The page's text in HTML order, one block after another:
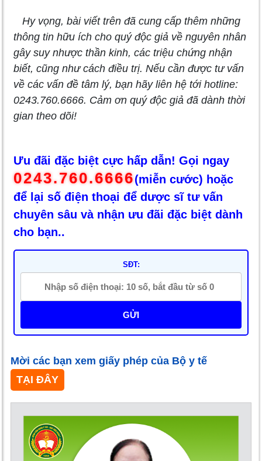
Hy vọng, bài viết trên đã cung cấp thêm những
thông tin hữu ích cho quý độc giả về nguyên nhân
gây suy nhược thần kinh, các triệu chứng nhận
biết, cũng như cách điều trị. Nếu cần được tư vấn
về các vấn đề tâm lý, bạn hãy liên hệ tới hotline:
0243.760.6666. Cảm ơn quý độc giả đã dành thời
gian theo dõi!
Ưu đãi đặc biệt cực hấp dẫn! Gọi ngay
0243.760.6666(miễn cước) hoặc
để lại số điện thoại để dược sĩ tư vấn
chuyên sâu và nhận ưu đãi đặc biệt dành
cho bạn..
SĐT:
GỬI
Mời các bạn xem giấy phép của Bộ y tế
TẠI ĐÂY